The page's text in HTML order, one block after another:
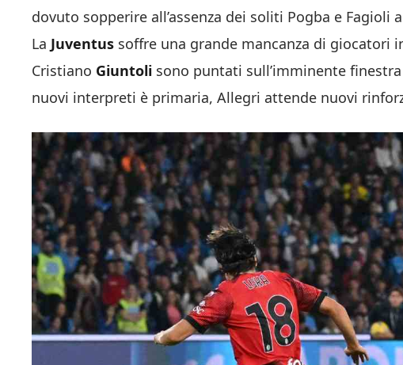
dovuto sopperire all’assenza dei soliti Pogba e
La Juventus soffre una grande mancanza di giocatori
Cristiano Giuntoli sono puntati sull’imminente
nuovi interpreti è primaria, Allegri attende nuovi